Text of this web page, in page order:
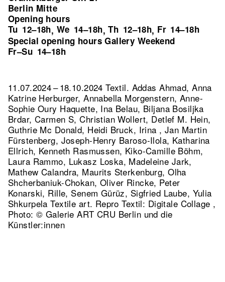
Berlin Mitte
Opening hours
Tu 12–18h, We 14–18h,Th 12–18h, Fr 14–18h
Special opening hours Gallery Weekend
Fr–Su 14–18h
11.07.2024 – 18.10.2024 Textil. Addas Ahmad, Anna
Katrine Herburger, Annabella Morgenstern, Anne-
Sophie Oury Haquette, Ina Belau, Biljana Bosiljka
Brdar, Carmen S, Christian Wollert, Detlef M. Hein,
Guthrie Mc Donald, Heidi Bruck, Irina , Jan Martin
Fürstenberg, Joseph-Henry Baroso-Ilola, Katharina
Ellrich, Kenneth Rasmussen, Kiko-Camille Böhm,
Laura Rammo, Lukasz Loska, Madeleine Jark,
Mathew Calandra, Maurits Sterkenburg, Olha
Shcherbaniuk-Chokan, Oliver Rincke, Peter
Konarski, Rille, Senem Gürüz, Sigfried Laube, Yulia
Shkurpela Textile art. Repro Textil: Digitale Collage ,
Photo: © Galerie ART CRU Berlin und die
Künstler:innen